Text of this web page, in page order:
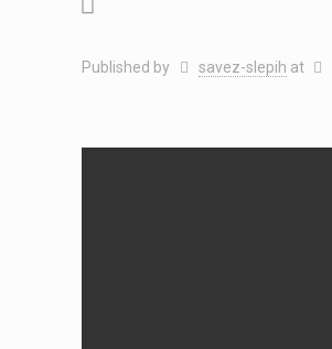
Published by savez-slepih at